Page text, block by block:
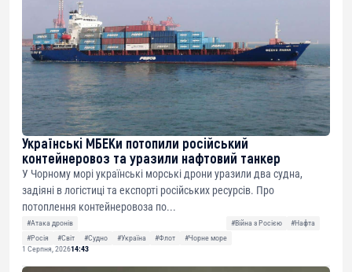
Українські МБЕКи потопили російський
контейнеровоз та уразили нафтовий танкер
У Чорному морі українські морські дрони уразили два судна,
задіяні в логістиці та експорті російських ресурсів. Про
потоплення контейнеровоза по...
#Атака дронів #Війна з Росією
#Нафта
#Росія
#Світ #Судно #Україна #Флот
#Чорне море
1 Серпня, 202614:43